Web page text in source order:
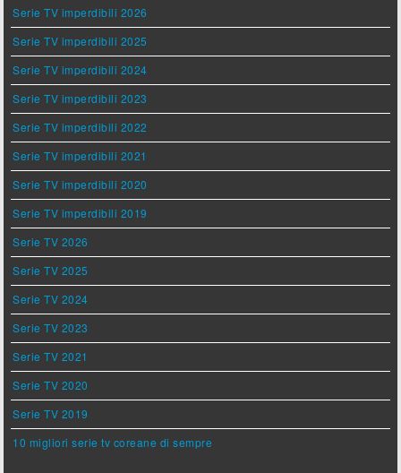
Serie TV imperdibili 2026
Serie TV imperdibili 2025
Serie TV imperdibili 2024
Serie TV imperdibili 2023
Serie TV imperdibili 2022
Serie TV imperdibili 2021
Serie TV imperdibili 2020
Serie TV imperdibili 2019
Serie TV 2026
Serie TV 2025
Serie TV 2024
Serie TV 2023
Serie TV 2021
Serie TV 2020
Serie TV 2019
10 migliori serie tv coreane di sempre